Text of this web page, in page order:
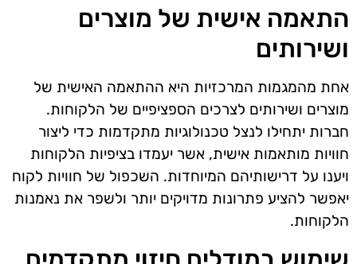
התאמה אישית של מוצרים
ושירותים
אחת מהמגמות המרכזיות היא ההתאמה האישית של
מוצרים ושירותים לצרכים הספציפיים של הלקוחות.
חברות יתחילו לנצל טכנולוגיות מתקדמות כדי ליצור
חוויות מותאמות אישית, אשר יעמדו בציפיות הלקוחות
ויענו על דרישותיהם המיוחדות. השכפול של חוויות לקוח
יאפשר להציע פתרונות מדויקים יותר ולשפר את נאמנות
הלקוחות.